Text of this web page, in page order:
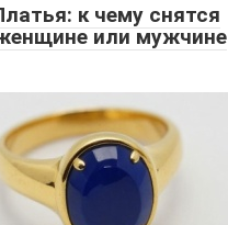
к чему снятся
или мужчине